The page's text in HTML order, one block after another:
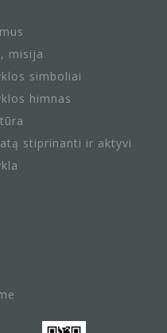
misija
simboliai
himnas
stiprinanti ir aktyvi